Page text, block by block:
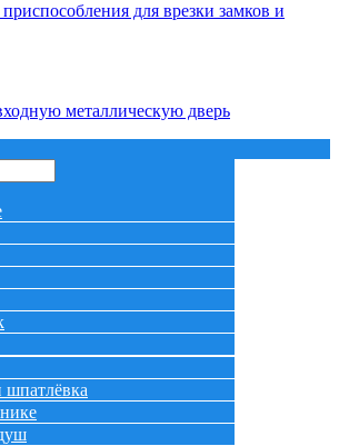
для врезки замков и
металлическую дверь
шпатлёвка